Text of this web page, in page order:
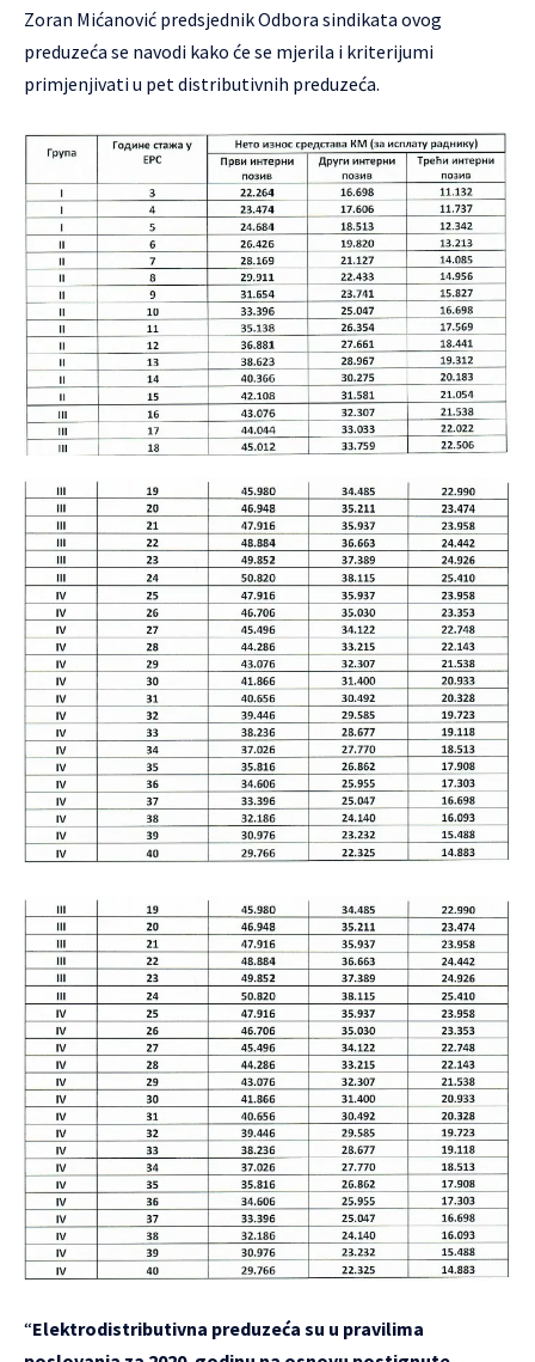
Zoran Mićanović predsjednik Odbora sindikata ovog
preduzeća se navodi kako će se mjerila i kriterijumi
primjenjivati u pet distributivnih preduzeća.
“Elektrodistributivna preduzeća su u pravilima